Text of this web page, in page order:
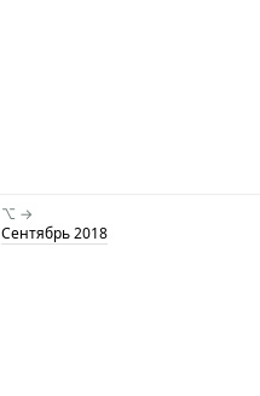
⌥ →
Сентябрь 2018